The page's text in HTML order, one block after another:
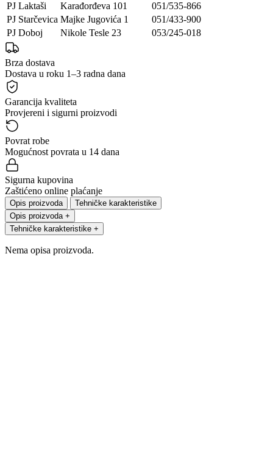
PJ Laktaši
Karađorđeva 101
051/535-866
PJ Starčevica Majke Jugovića 1
051/433-900
PJ Doboj
Nikole Tesle 23 053/245-018
Brza dostava
Dostava u roku 1–3 radna dana
Garancija kvaliteta
Provjereni i sigurni proizvodi
Povrat robe
Mogućnost povrata u 14 dana
Sigurna kupovina
Zaštićeno online plaćanje
Opis proizvoda
Tehničke karakteristike
Opis proizvoda +
Tehničke karakteristike +
Nema opisa proizvoda.